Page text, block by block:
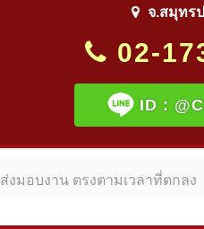
จ.สมุทร
02-
ID :
ส่งมอบงาน ตรงตามเวลาที่ตกลง